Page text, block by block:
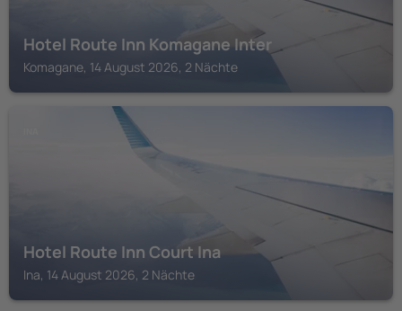
Hotel Route Inn Komagane Inter
Komagane, 14 August 2026, 2 Nächte
Hotel Route Inn Court Ina
Ina, 14 August 2026, 2 Nächte